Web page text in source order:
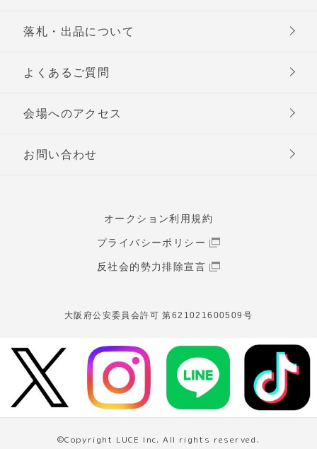
落札・出品について
よくあるご質問
会場へのアクセス
お問い合わせ
オークション利用規約
プライバシーポリシー
反社会的勢力排除宣言
大阪府公安委員会許可 第621021600509号
©Copyright LUCE Inc. All rights reserved.